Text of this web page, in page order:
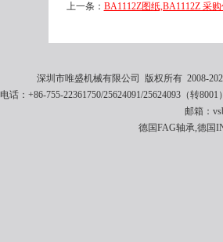
上一条： BA1112Z图纸,BA1112Z 采
深圳市唯盛机械有限公司 版权所有 2008-
电话：+86-755-22361750/25624091/25624093（转
邮箱：
德国FAG轴承,德国